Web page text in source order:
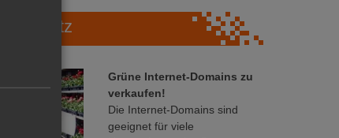
Grüne Internet-Domains zu
verkaufen!
Die Internet-Domains sind
geeignet für viele